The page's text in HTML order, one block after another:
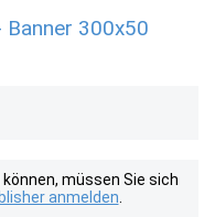
300x50
müssen Sie sich
anmelden